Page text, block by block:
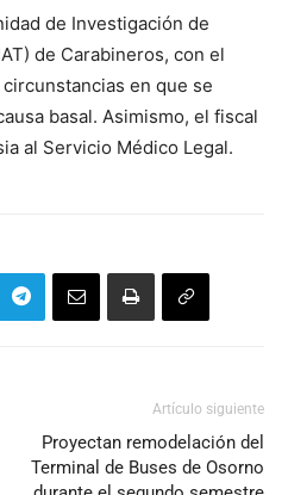
de Investigación de
de Carabineros, con el
en que se
basal. Asimismo, el fiscal
al Servicio Médico Legal.
Artículo siguiente
Proyectan remodelación del
Terminal de Buses de Osorno